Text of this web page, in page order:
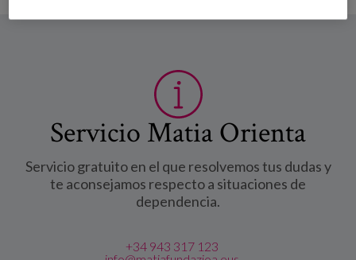
Servicio Matia Orienta
Servicio gratuito en el que resolvemos tus dudas y
te aconsejamos respecto a situaciones de
dependencia.
+34 943 317 123